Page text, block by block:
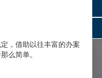
，借助以往丰富的办案
么简单。